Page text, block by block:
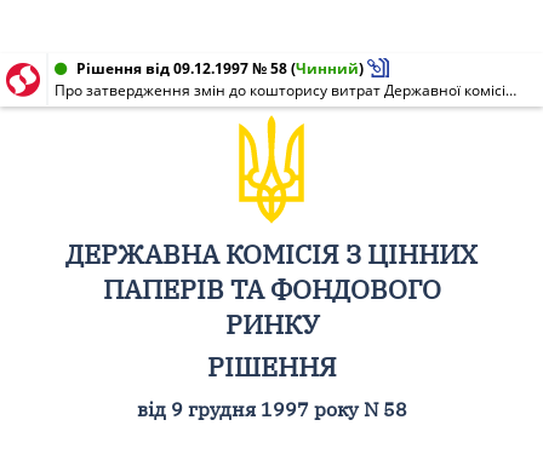
Рішення від 09.12.1997 № 58(Чинний)
Про затвердження змін до кошторису витрат Державної комісії з цінних паперів та фондового ринку на 1997 рік
ДЕРЖАВНА КОМІСІЯ З ЦІННИХ
ПАПЕРІВ ТА ФОНДОВОГО
РИНКУ
РІШЕННЯ
від 9 грудня 1997 року N 58